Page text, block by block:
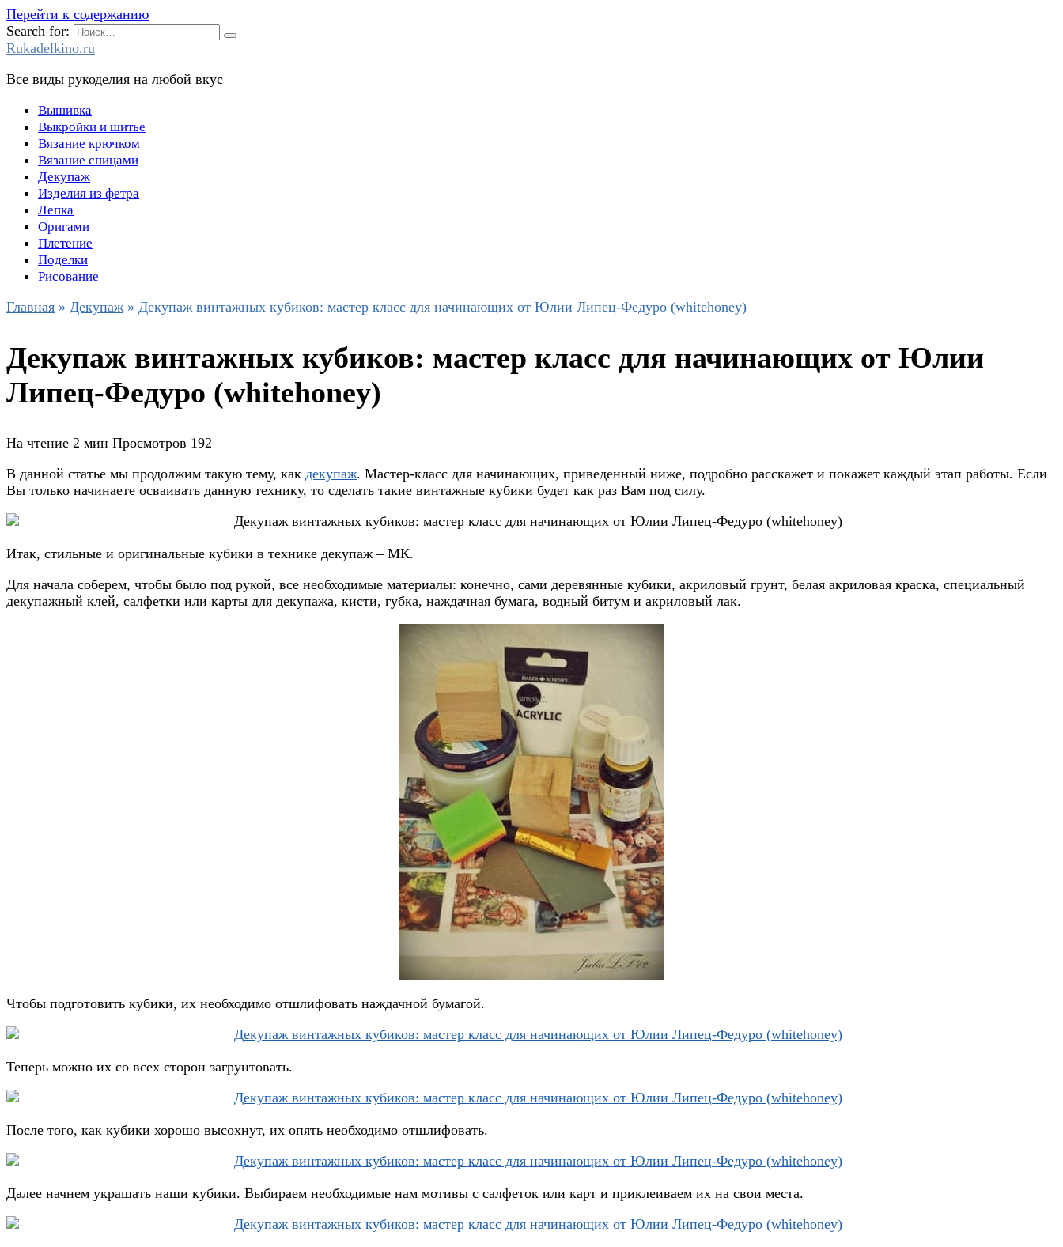
Перейти к содержанию
Search for:
Rukadelkino.ru
Все виды рукоделия на любой вкус
Вышивка
Выкройки и шитье
Вязание крючком
Вязание спицами
Декупаж
Изделия из фетра
Лепка
Оригами
Плетение
Поделки
Рисование
Главная » Декупаж» Декупаж винтажных кубиков: мастер класс для начинающих от Юлии Липец-Федуро (whitehoney)
Декупаж винтажных кубиков: мастер класс для начинающих от Юлии
Липец-Федуро (whitehoney)
На чтение 2 мин Просмотров 192
В данной статье мы продолжим такую тему, как декупаж. Мастер-класс для начинающих, приведенный ниже, подробно расскажет и покажет каждый этап работы. Если
Вы только начинаете осваивать данную технику, то сделать такие винтажные кубики будет как раз Вам под силу.
Итак, стильные и оригинальные кубики в технике декупаж – МК.
Для начала соберем, чтобы было под рукой, все необходимые материалы: конечно, сами деревянные кубики, акриловый грунт, белая акриловая краска, специальный
декупажный клей, салфетки или карты для декупажа, кисти, губка, наждачная бумага, водный битум и акриловый лак.
Чтобы подготовить кубики, их необходимо отшлифовать наждачной бумагой.
Теперь можно их со всех сторон загрунтовать.
После того, как кубики хорошо высохнут, их опять необходимо отшлифовать.
Далее начнем украшать наши кубики. Выбираем необходимые нам мотивы с салфеток или карт и приклеиваем их на свои места.